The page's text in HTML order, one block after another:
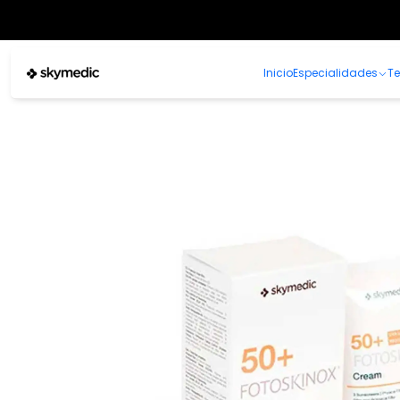
InicioEspecialidades